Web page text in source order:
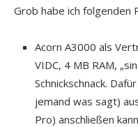
Grob habe ich folgenden
Acorn A3000 als
VIDC, 4 MB RAM,
Schnickschnack.
jemand was sagt)
Pro) anschließen